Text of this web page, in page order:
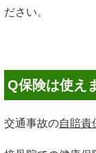
ださい。
Q保険は使え
交通事故の自賠責